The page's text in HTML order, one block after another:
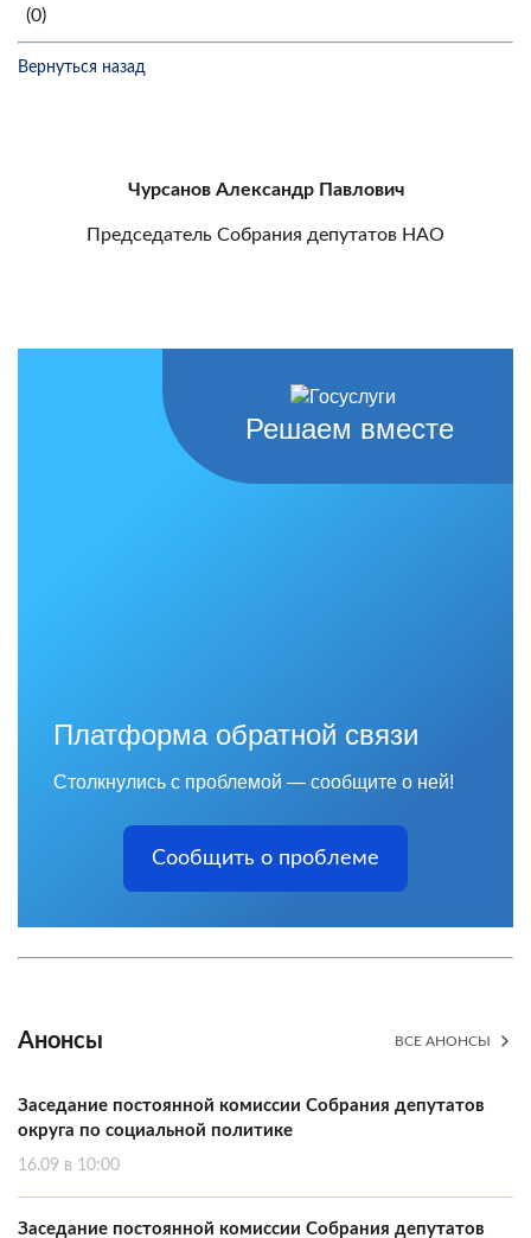
(0)
Вернуться назад
Чурсанов Александр Павлович
Председатель Собрания депутатов НАО
Решаем вместе
Платформа обратной связи
Столкнулись с проблемой — сообщите о ней!
Сообщить о проблеме
Анонсы ВСЕ АНОНСЫ
Заседание постоянной комиссии Собрания депутатов
округа по социальной политике
16.09 в 10:00
Заседание постоянной комиссии Собрания депутатов